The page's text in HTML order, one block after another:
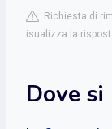
Richiesta di
isualizza la
Dove